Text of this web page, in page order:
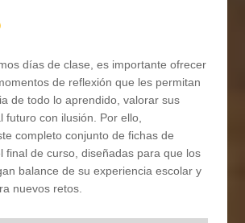
días de clase, es importante ofrecer
de reflexión que les permitan
de todo lo aprendido, valorar sus
futuro con ilusión. Por ello,
completo conjunto de fichas de
final de curso, diseñadas para que los
balance de su experiencia escolar y
nuevos retos.